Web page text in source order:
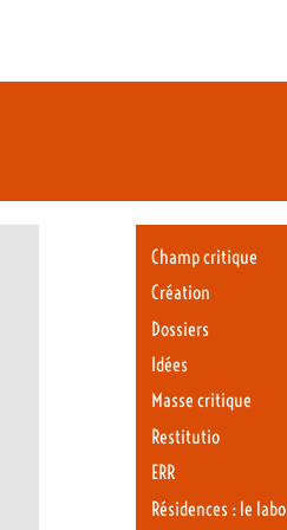
Champ critique
Création
Dossiers
Idées
Masse critique
Restitutio
ERR
Résidences : le labo